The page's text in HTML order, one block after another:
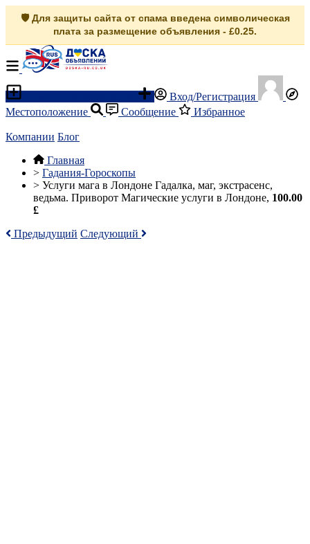
🛡️ Для защиты сайта от спама введена символическая
плата за размещение объявления - £0.25.
Вход/Регистрация
Местоположение
Сообщение Избранное
Компании Блог
Главная
> Гадания-Гороскопы
> Услуги мага в Лондоне Гадалка, маг, экстрасенс,
ведьма. Приворот Магические услуги в Лондоне, 100.00
£
Предыдущий Следующий